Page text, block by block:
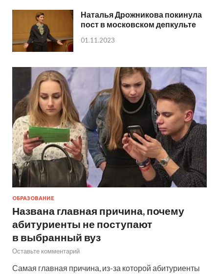
Наталья Дрожникова покинула
пост в московском депкульте
01.11.2023
ОБРАЗОВАНИЕ
Названа главная причина, почему
абитуриенты не поступают
в выбранный вуз
Оставьте комментарий
Самая главная причина, из-за которой абитуриенты